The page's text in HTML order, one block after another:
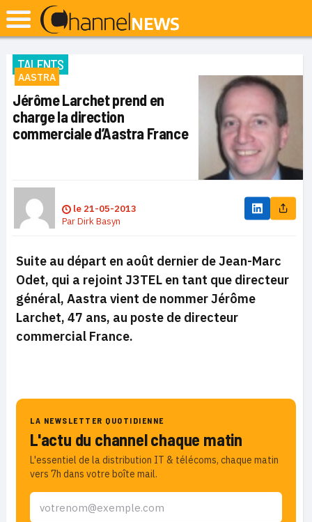
TALENTS
AASTRA
Jérôme Larchet prend en
charge la direction
commerciale d’Aastra France
le 21-05-2013
ParDirk Basyn
Suite au départ en août dernier de Jean-Marc
Odet, qui a rejoint J3TEL en tant que directeur
général, Aastra vient de nommer Jérôme
Larchet, 47 ans, au poste de directeur
commercial France.
LA NEWSLETTER QUOTIDIENNE
L'actu du channel chaque matin
L'essentiel de la distribution IT & télécoms, chaque matin
vers 7h dans votre boîte mail.